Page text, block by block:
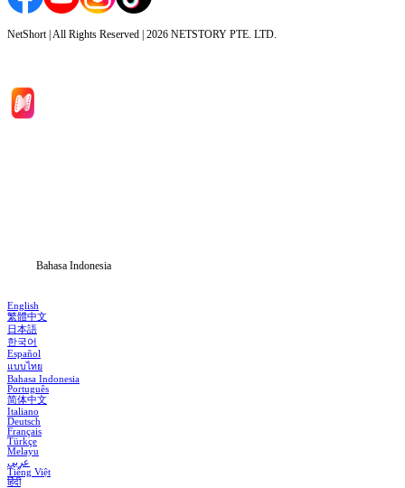
NetShort | All Rights Reserved | 2026 NETSTORY PTE. LTD.
Bahasa Indonesia
English
繁體中文
日本語
한국어
Español
แบบไทย
Bahasa Indonesia
Português
简体中文
Italiano
Deutsch
Français
Türkçe
Melayu
عربي
Tiếng Việt
हिंदी